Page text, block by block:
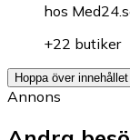
hos
+22 butiker
Hoppa över innehållet
Annons